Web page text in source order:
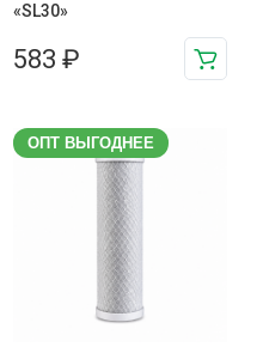
«SL30»
583 ₽
ОПТ ВЫГОДНЕЕ